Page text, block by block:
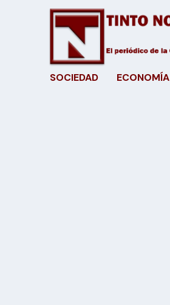
SOCIEDAD ECONOMÍA